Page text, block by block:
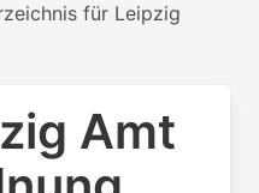
für Leipzig
Amt